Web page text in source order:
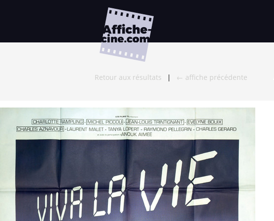
Retour aux résultats | ← affiche précédente